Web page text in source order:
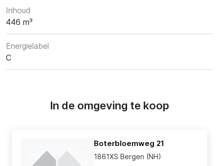
Inhoud
446 m³
Energielabel
C
In de omgeving te koop
Boterbloemweg 21
1861XS Bergen (NH)